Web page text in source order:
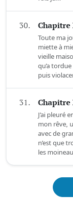
30. Chapitre
Toute ma
miette à
vieille
qu’a
puis
31.
J’ai pleuré
mon rêve,
avec de
n’est que
les